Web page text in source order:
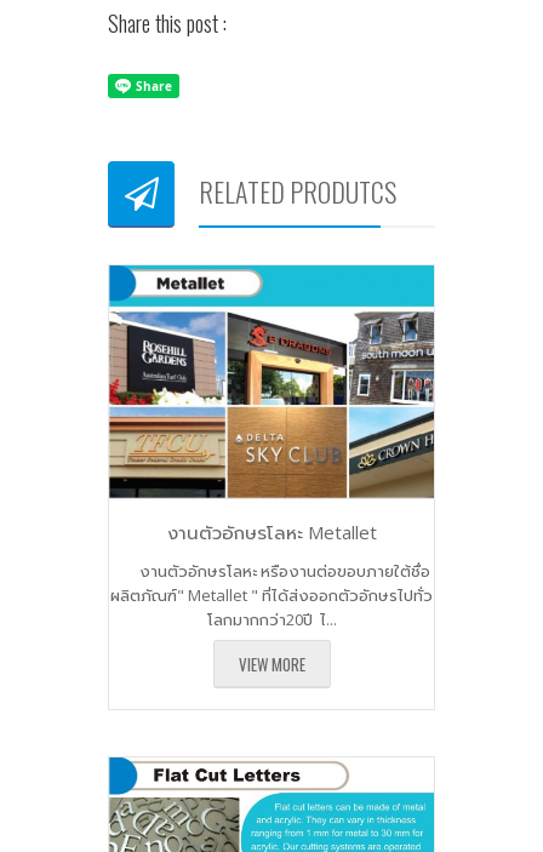
Share this post :
RELATED PRODUTCS
งานตัวอักษรโลหะ Metallet
งานตัวอักษรโลหะ หรืองานต่อขอบภายใต้ชื่อ
ผลิตภัณฑ์" Metallet " ที่ได้ส่งออกตัวอักษรไปทั่ว
โลกมากกว่า20ปี ไ...
VIEW MORE